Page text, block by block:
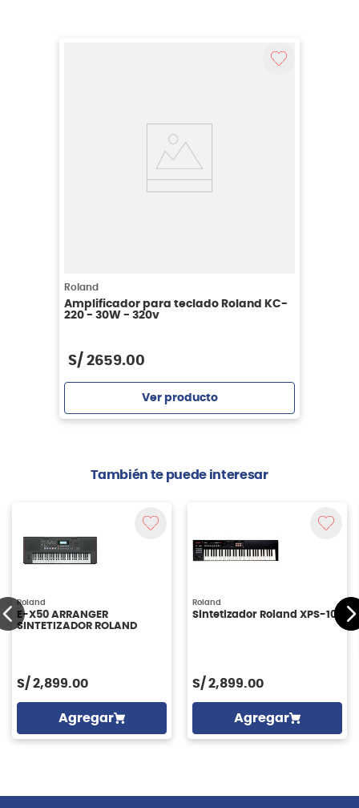
Roland
Amplificador para teclado Roland KC-
220 - 30W - 320v
S/ 2659.00
Ver producto
También te puede interesar
Roland
E-X50 ARRANGER
SINTETIZADOR ROLAND
S/ 2,899.00
Agregar
Roland
Sintetizador Roland XPS-10
S/ 2,899.00
Agregar